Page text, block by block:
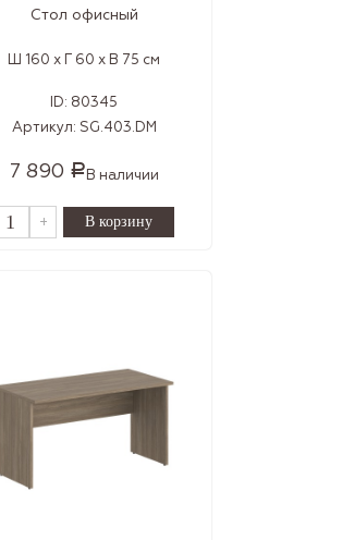
Стол офисный
Ш 160 x Г 60 x В 75 см
ID: 80345
Артикул: SG.403.DM
7 890 Р В наличии
+